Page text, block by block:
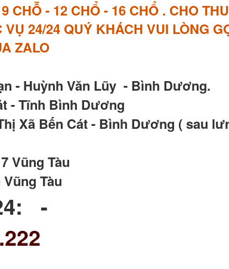
9 CHỖ - 12 CHỔ - 16 CHỔ . CHO
24/24 QUÝ KHÁCH VUI LÒNG
ZALO
- Huỳnh Văn Lũy - Bình Dương.
- Tĩnh Bình Dương
Xã Bến Cát - Bình Dương ( sau
Vũng Tàu
Tàu
-